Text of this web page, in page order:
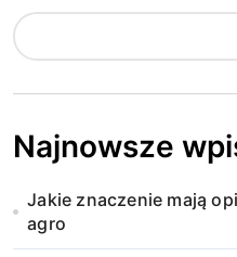
Najnowsze
Jakie znaczenie mają
agro